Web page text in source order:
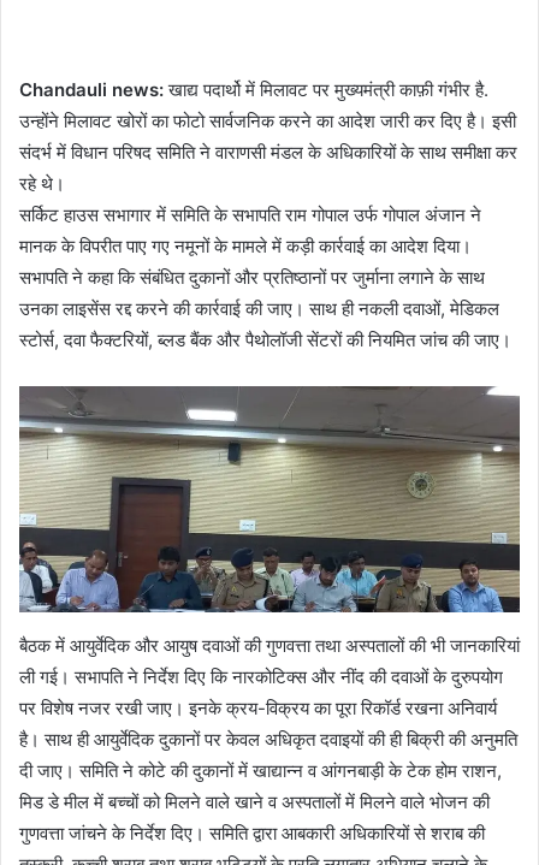
Chandauli news:खाद्य पदार्थो में मिलावट पर मुख्यमंत्री काफ़ी गंभीर है.
उन्होंने मिलावट खोरों का फोटो सार्वजनिक करने का आदेश जारी कर दिए है। इसी
संदर्भ में विधान परिषद समिति ने वाराणसी मंडल के अधिकारियों के साथ समीक्षा कर
रहे थे।
सर्किट हाउस सभागार में समिति के सभापति राम गोपाल उर्फ गोपाल अंजान ने
मानक के विपरीत पाए गए नमूनों के मामले में कड़ी कार्रवाई का आदेश दिया।
सभापति ने कहा कि संबंधित दुकानों और प्रतिष्ठानों पर जुर्माना लगाने के साथ
उनका लाइसेंस रद्द करने की कार्रवाई की जाए। साथ ही नकली दवाओं, मेडिकल
स्टोर्स, दवा फैक्टरियों, ब्लड बैंक और पैथोलॉजी सेंटरों की नियमित जांच की जाए।
बैठक में आयुर्वेदिक और आयुष दवाओं की गुणवत्ता तथा अस्पतालों की भी जानकारियां
ली गई। सभापति ने निर्देश दिए कि नारकोटिक्स और नींद की दवाओं के दुरुपयोग
पर विशेष नजर रखी जाए। इनके क्रय-विक्रय का पूरा रिकॉर्ड रखना अनिवार्य
है। साथ ही आयुर्वेदिक दुकानों पर केवल अधिकृत दवाइयों की ही बिक्री की अनुमति
दी जाए। समिति ने कोटे की दुकानों में खाद्यान्न व आंगनबाड़ी के टेक होम राशन,
मिड डे मील में बच्चों को मिलने वाले खाने व अस्पतालों में मिलने वाले भोजन की
गुणवत्ता जांचने के निर्देश दिए। समिति द्वारा आबकारी अधिकारियों से शराब की